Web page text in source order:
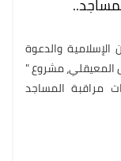
والدعوة
المعيقلي، مشروع "
مراقبة المساجد